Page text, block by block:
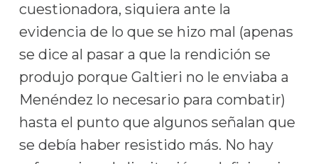
cuestionadora, siquiera ante la
evidencia de lo que se hizo mal (apenas
se dice al pasar a que la rendición se
produjo porque Galtieri no le enviaba a
Menéndez lo necesario para combatir)
hasta el punto que algunos señalan que
se debía haber resistido más. No hay